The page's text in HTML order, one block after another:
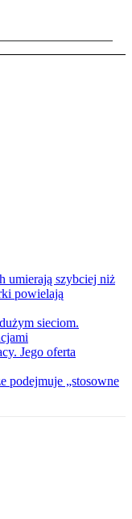
umierają szybciej niż
powielają
sieciom.
Jego oferta
podejmuje „stosowne